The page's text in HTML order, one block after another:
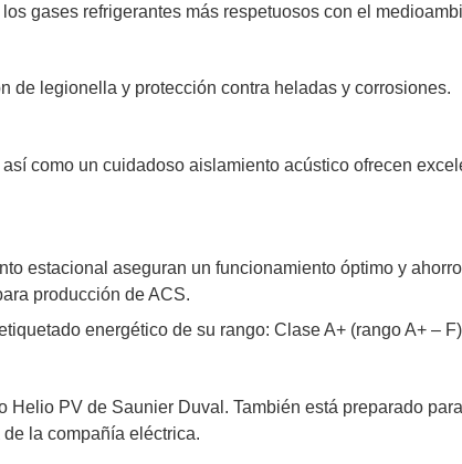
gases refrigerantes más respetuosos con el
de legionella y protección contra heladas y corrosiones.
como un cuidadoso aislamiento acústico ofrecen
estacional aseguran un funcionamiento óptimo y
producción de ACS.
energético de su rango: Clase A+ (rango A+ –
Helio PV de Saunier Duval. También está preparado
la compañía eléctrica.